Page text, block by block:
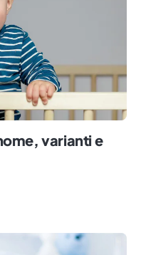
varianti e